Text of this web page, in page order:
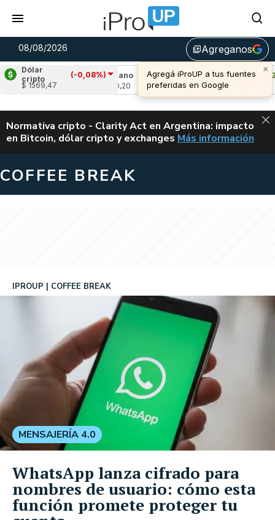
08/08/2026 library_addAgreganos
×
Agregá iProUP a tus fuentes
preferidas en Google
Dólar
cripto
(-0,08%)
$ 1569,47
Cardano
(-1,61%)
Avalanche
u$s 6,54
ALERTA
Normativa cripto - Clarity Act en Argentina: impacto
en Bitcoin, dólar cripto y exchanges CLARITY ACT EN
Más información
COFFEE BREAK
IPROUP COFFEE BREAK
MENSAJERÍA 4.0
WhatsApp lanza cifrado para
nombres de usuario: cómo esta
función promete proteger tu